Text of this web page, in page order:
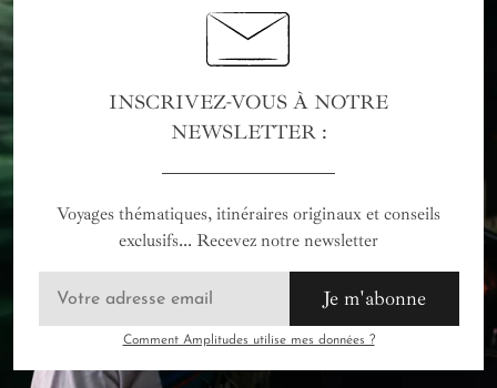
INSCRIVEZ-VOUS À NOTRE
NEWSLETTER :
Voyages thématiques, itinéraires originaux et conseils
exclusifs... Recevez notre newsletter
Je m'abonne
Comment Amplitudes utilise mes données ?